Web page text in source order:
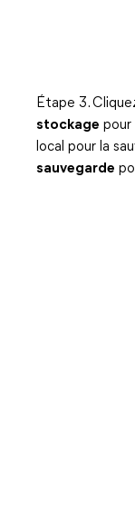
Étape 3.
stockage pour
local pour la
sauvegarde